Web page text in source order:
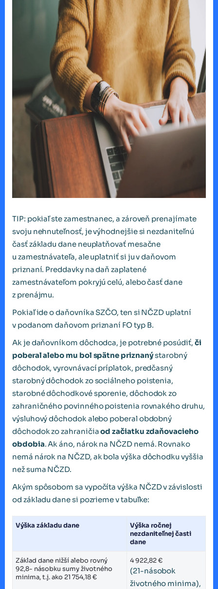
TIP: pokiaľ ste zamestnanec, a zároveň prenajímate
svoju nehnuteľnosť, je výhodnejšie si nezdaniteľnú
časť základu dane neuplatňovať mesačne
u zamestnávateľa, ale uplatniť si ju v daňovom
priznaní. Preddavky na daň zaplatené
zamestnávateľom pokryjú celú, alebo časť dane
z prenájmu.
Pokiaľ ide o daňovníka SZČO, ten si NČZD uplatní
v podanom daňovom priznaní FO typ B.
Ak je daňovníkom dôchodca, je potrebné posúdiť, či
poberalalebo mu bol spätne priznanýstarobný
dôchodok, vyrovnávací príplatok, predčasný
starobný dôchodok zo sociálneho poistenia,
starobné dôchodkové sporenie, dôchodok zo
zahraničného povinného poistenia rovnakého druhu,
výsluhový dôchodok alebo poberal obdobný
dôchodok zo zahraničiaod začiatku zdaňovacieho
obdobia. Ak áno, nárok na NČZD nemá. Rovnako
nemá nárok na NČZD, ak bola výška dôchodku vyššia
než suma NČZD.
Akým spôsobom sa vypočíta výška NČZD v závislosti
od základu dane si pozrieme v tabuľke:
Výška základu dane
Výška ročnej
nezdaniteľnej časti
dane
Základ dane nižší alebo rovný
92,8- násobku sumy životného
minima, t.j. ako 21 754,18 €
4 922,82 €
(21-násobok
životného minima),